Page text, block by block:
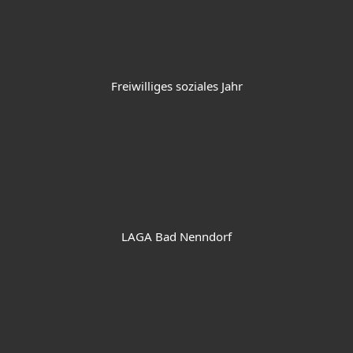
Freiwilliges soziales Jahr
LAGA Bad Nenndorf